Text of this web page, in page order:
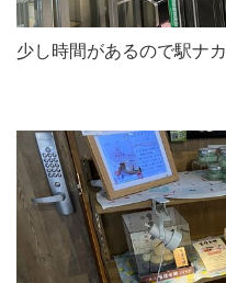
少し時間があるので駅ナ